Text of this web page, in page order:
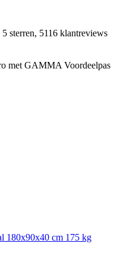
sterren, 5116 klantreviews
met GAMMA Voordeelpas
180x90x40 cm 175 kg